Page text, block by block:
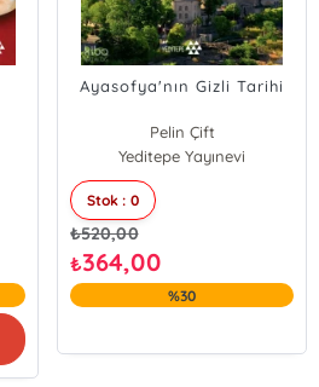
Ayasofya'nın Gizli Tarihi
Pelin Çift
Erhan Altunay
Yeditepe Yayınevi
Stok : 0
₺520,00
₺364,00
%30